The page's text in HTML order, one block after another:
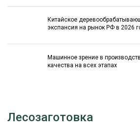
Китайское
экспансия на рынок РФ в 2026
Машинное зрение в
качества на всех этапах
Лесозаготовка